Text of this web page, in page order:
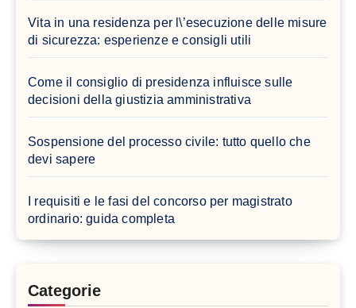
Vita in una residenza per l\’esecuzione delle misure
di sicurezza: esperienze e consigli utili
Come il consiglio di presidenza influisce sulle
decisioni della giustizia amministrativa
Sospensione del processo civile: tutto quello che
devi sapere
I requisiti e le fasi del concorso per magistrato
ordinario: guida completa
Categorie